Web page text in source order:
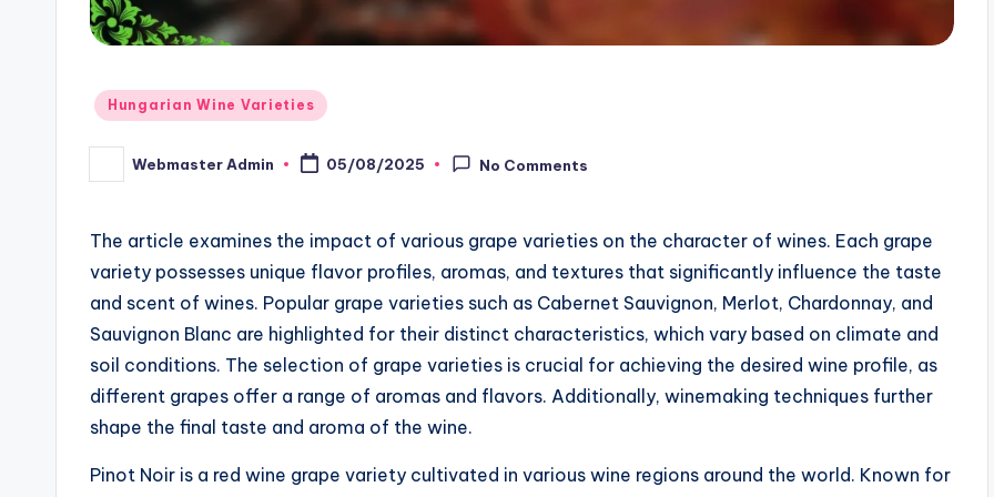
Posted
Hungarian Wine Varieties
Posted
by
Webmaster Admin 05/08/2025 No Comments
The article examines the impact of various grape varieties on the character of wines. Each grape
variety possesses unique flavor profiles, aromas, and textures that significantly influence the taste
and scent of wines. Popular grape varieties such as Cabernet Sauvignon, Merlot, Chardonnay, and
Sauvignon Blanc are highlighted for their distinct characteristics, which vary based on climate and
soil conditions. The selection of grape varieties is crucial for achieving the desired wine profile, as
different grapes offer a range of aromas and flavors. Additionally, winemaking techniques further
shape the final taste and aroma of the wine.
Pinot Noir is a red wine grape variety cultivated in various wine regions around the world. Known for